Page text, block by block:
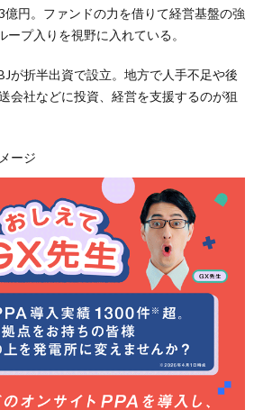
円。ファンドの力を借りて経営基盤の強
ープ入りを視野に入れている。
が折半出資で設立。地方で人手不足や後
会社などに投資、経営を支援するのが狙
ージ